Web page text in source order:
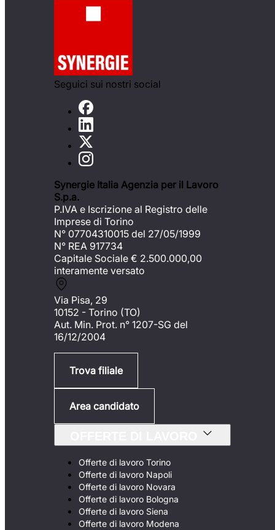
Seguici sui nostri social
Synergie Italia Agenzia per il Lavoro
S.p.a.
P.IVA e Iscrizione al Registro delle
Imprese di Torino
N° 07704310015 del 27/05/1999
N° REA 917734
Capitale Sociale € 2.500.000,00
interamente versato
Via Pisa, 29
10152 - Torino (TO)
Aut. Min. Prot. n° 1207-SG del
16/12/2004
Trova filiale
Area candidato
Offerte di lavoro Torino
Offerte di lavoro Napoli
Offerte di lavoro Novara
Offerte di lavoro Bologna
Offerte di lavoro Siena
Offerte di lavoro Modena